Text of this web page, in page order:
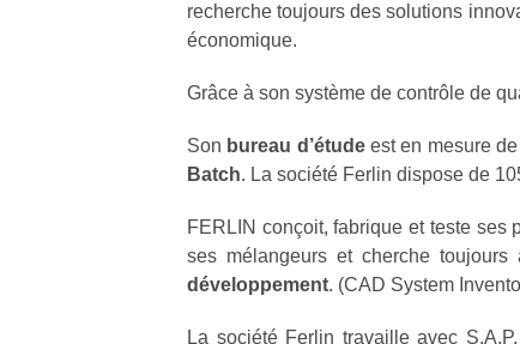
recherche toujours des solutions
économique.
Grâce à son système de contrôle de
Son bureau d’étudeest en mesure
Batch. La société Ferlin dispose de
FERLIN conçoit, fabrique et teste
ses mélangeurs et cherche
développement. (CAD System
La société Ferlin travaille avec